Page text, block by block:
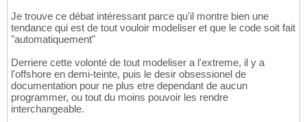
Je trouve ce débat intéressant parce qu'il montre bien une
tendance qui est de tout vouloir modeliser et que le code soit fait
"automatiquement"
Derriere cette volonté de tout modeliser a l'extreme, il y a
l'offshore en demi-teinte, puis le desir obsessionel de
documentation pour ne plus etre dependant de aucun
programmer, ou tout du moins pouvoir les rendre
interchangeable.